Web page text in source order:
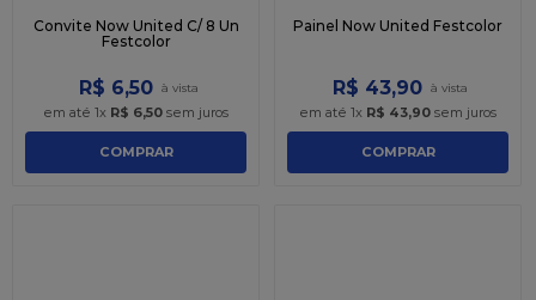
Convite Now United C/ 8 Un
Festcolor
R$ 6,50
em até 1x R$ 6,50 sem juros
COMPRAR
Painel Now United Festcolor
R$ 43,90
em até 1x R$ 43,90 sem juros
COMPRAR